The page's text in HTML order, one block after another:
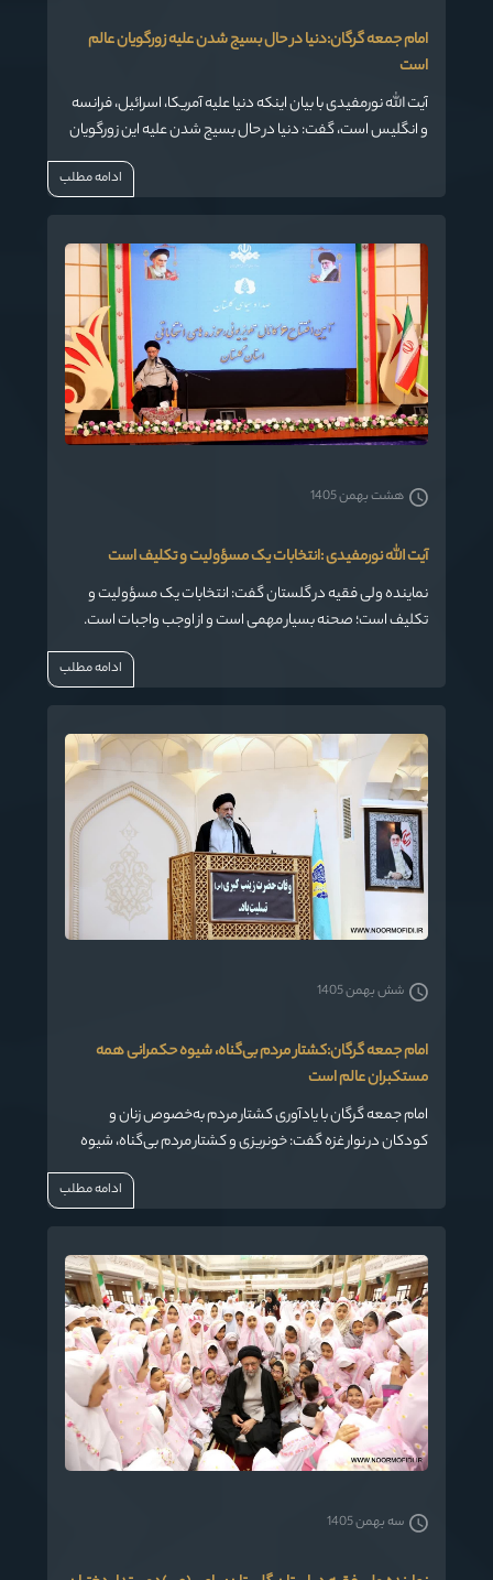
امام جمعه گرگان:دنیا در حال بسیج شدن علیه زورگویان عالم
است
آیت الله نورمفیدی با بیان اینکه دنیا علیه آمریکا، اسرائیل، فرانسه
و انگلیس است، گفت: دنیا در حال بسیج شدن علیه این زورگویان
ادامه مطلب
آیت الله نورمفیدی :انتخابات یک مسؤولیت و تکلیف است
نماینده ولی فقیه در گلستان گفت: انتخابات یک مسؤولیت و
تکلیف است؛ صحنه بسیار مهمی است و از اوجب واجبات است.
هشت بهمن 1405
ادامه مطلب
امام جمعه گرگان:کشتار مردم بی‌گناه، شیوه حکمرانی همه
مستکبران عالم است
امام جمعه گرگان با یادآوری کشتار مردم به‌خصوص زنان و
کودکان در نوار غزه گفت: خونریزی و کشتار مردم بی‌گناه، شیوه
شش بهمن 1405
ادامه مطلب
سه بهمن 1405